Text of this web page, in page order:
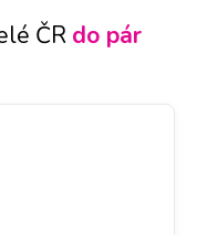
ČR do pár